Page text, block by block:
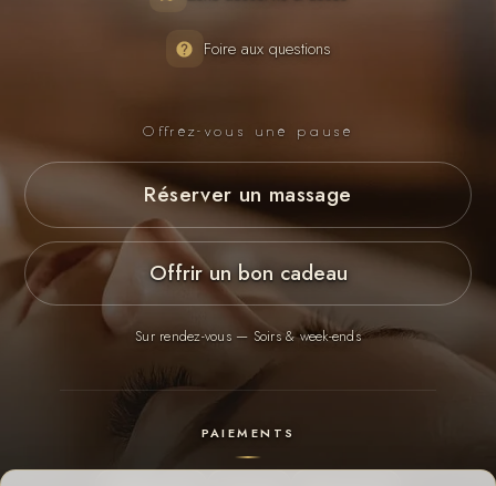
Foire aux questions
Offrez-vous une pause
Réserver un massage
Offrir un bon cadeau
Sur rendez-vous — Soirs & week-ends
PAIEMENTS